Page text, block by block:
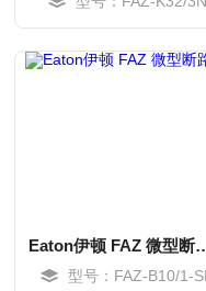
Eaton伊顿
型号：FAZ-B10/1-